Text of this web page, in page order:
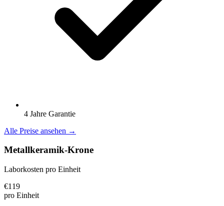
4 Jahre Garantie
Alle Preise ansehen →
Metallkeramik-Krone
Laborkosten pro Einheit
€119
pro Einheit